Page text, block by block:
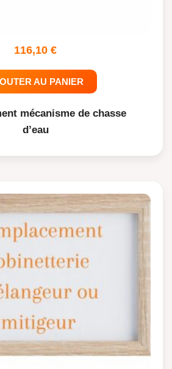
116,10 €
AU PANIER
mécanisme de chasse
d’eau